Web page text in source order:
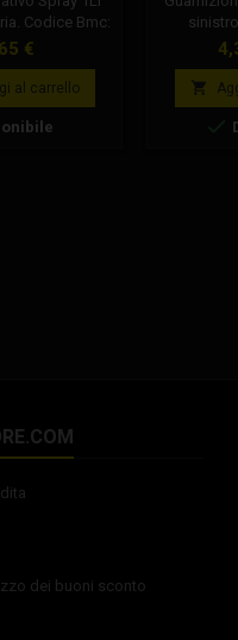
Codice Bmc:
consiglia di
kit di lavaggio
in quanto altri
non essere
rovinare
€
al carrello 

dei buoni sconto